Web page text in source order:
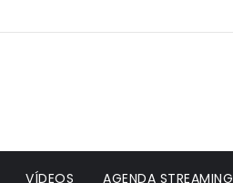
VÍDEOS AGENDA STREAMING